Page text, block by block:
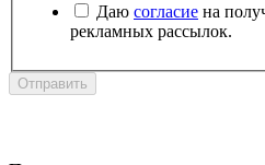
Даю согласие на
рекламных рассылок.
Отправить